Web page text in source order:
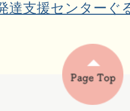
達支援センターぐ